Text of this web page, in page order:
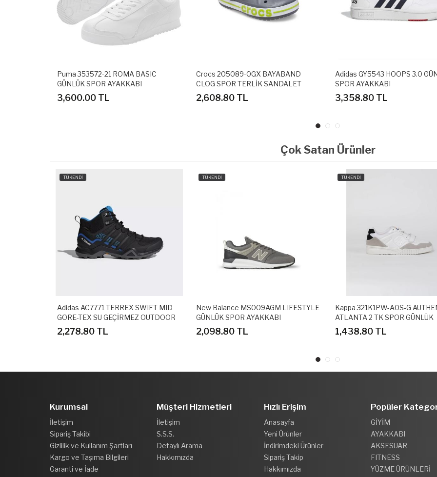
Puma 353572-21 ROMA BASIC
GÜNLÜK SPOR AYAKKABI
3,600.00 TL
Crocs 205089-0GX BAYABAND
CLOG SPOR TERLİK SANDALET
2,608.80 TL
Adidas GY5543 HOOPS 3.0
SPOR AYAKKABI
3,358.80 TL
Çok Satan Ürünler
TÜKENDİ
Adidas AC7771 TERREX SWIFT MID
GORE-TEX SU GEÇİRMEZ OUTDOOR
AYAKKABI
2,278.80 TL
TÜKENDİ
New Balance MS009AGM LIFESTYLE
GÜNLÜK SPOR AYAKKABI
2,098.80 TL
TÜKENDİ
Kappa 321K1PW-A0S-G
ATLANTA 2 TK SPOR GÜNLÜK
AYAKKABI
1,438.80 TL
Kurumsal
İletişim
Sipariş Takibi
Gizlilik ve Kullanım Şartları
Kargo ve Taşıma Bilgileri
Garanti ve İade
Müşteri Hizmetleri
İletişim
S.S.S.
Detaylı Arama
Hakkımızda
Hızlı Erişim
Anasayfa
Yeni Ürünler
İndirimdeki Ürünler
Sipariş Takip
Hakkımızda
Popüler
GİYİM
AYAKKABI
AKSESUAR
FITNESS
YÜZME ÜRÜNLERİ